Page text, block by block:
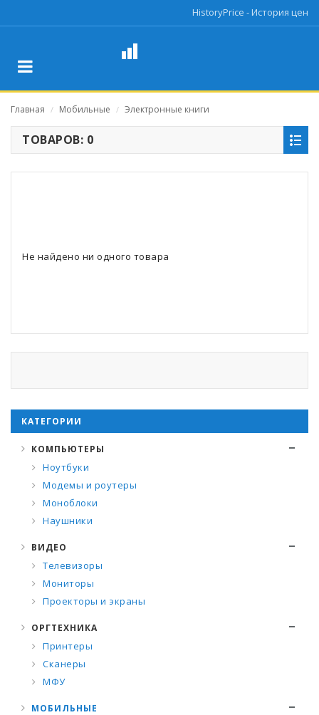
HistoryPrice - История цен
Главная / Мобильные / Электронные книги
ТОВАРОВ: 0
Не найдено ни одного товара
КАТЕГОРИИ
КОМПЬЮТЕРЫ
Ноутбуки
Модемы и роутеры
Моноблоки
Наушники
ВИДЕО
Телевизоры
Мониторы
Проекторы и экраны
ОРГТЕХНИКА
Принтеры
Сканеры
МФУ
МОБИЛЬНЫЕ